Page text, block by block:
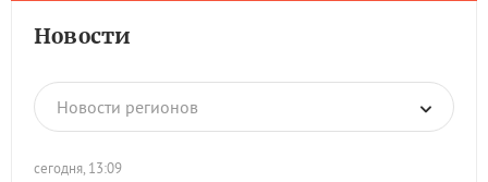
Новости
Новости регионов
сегодня, 13:09